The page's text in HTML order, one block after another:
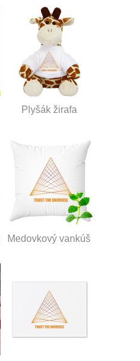
Plyšák žirafa
Medovkový vankúš